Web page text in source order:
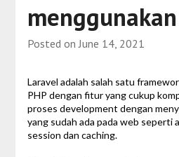
Posted onJune 14, 2021
Laravel adalah salah satu
PHP dengan fitur yang cukup
proses development dengan
yang sudah ada pada web seperti
session dan caching.